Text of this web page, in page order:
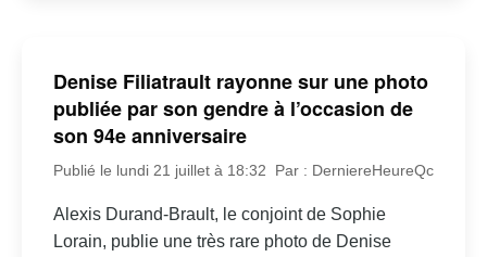
Denise Filiatrault rayonne sur une photo
publiée par son gendre à l’occasion de
son 94e anniversaire
Publié le lundi 21 juillet à 18:32 Par : DerniereHeureQc
Alexis Durand-Brault, le conjoint de Sophie
Lorain, publie une très rare photo de Denise